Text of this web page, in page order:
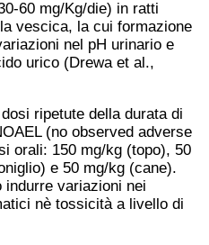
60 mg/Kg/die) in ratti
vescica, la cui formazione
nel pH urinario e
urico (Drewa et al.,
ripetute della durata di
(no observed adverse
orali: 150 mg/kg (topo), 50
e 50 mg/kg (cane).
indurre variazioni nei
nè tossicità a livello di